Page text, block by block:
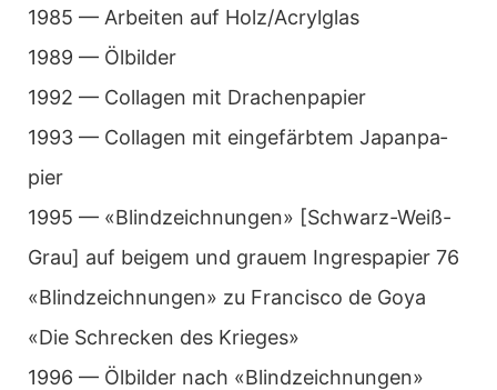
1985 — Arbei­ten auf Holz/Acrylglas
1989 — Ölbil­der
1992 — Col­la­gen mit Dra­chen­pa­pier
1993 — Col­la­gen mit ein­ge­färb­tem Japan­pa­
pier
1995 — «Blind­zeich­nun­gen» [Schwarz-Weiß-
Grau] auf bei­gem und grauem Ingres­pa­pier 76
«Blind­zeich­nun­gen» zu Fran­cisco de Goya
«Die Schre­cken des Krie­ges»
1996 — Ölbil­der nach «Blind­zeich­nun­gen»